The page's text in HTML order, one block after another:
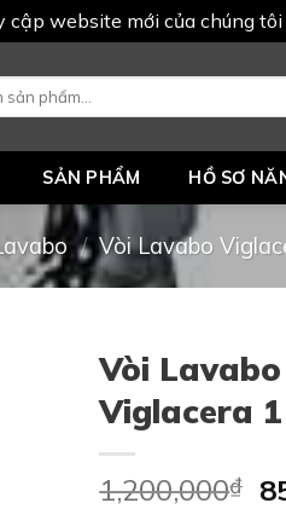
cập website mới của chúng
SẢN PHẨM HỒ SƠ
/ Vòi Lavabo
Vòi
Viglacera
1,200,000₫